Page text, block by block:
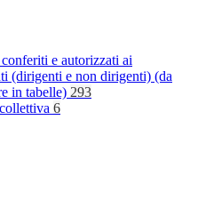
e autorizzati ai
(dirigenti e non dirigenti) (da
in tabelle) 293
6